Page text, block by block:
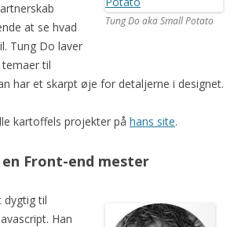
Tung Do aka Small Potato
at se hvad
Tung Do laver
til
har et skarpt øje for detaljerne i designet.
kartoffels projekter på hans site.
Front-end mester
dygtig til
Han